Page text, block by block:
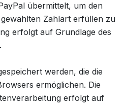
übermittelt, um den
Zahlart erfüllen zu
erfolgt auf Grundlage des
werden, die die
ermöglichen. Die
erfolgt auf